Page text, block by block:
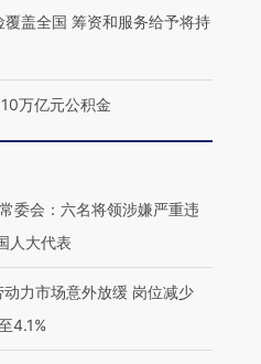
视线｜被称为“蟑螂”的印
【特别呈现】寻找100种
有意思的生活方式·第三对
【商旅对话】
CFO：不靠规
覆盖全国 筹资和服务给予将持
10万亿元公积金
委会：六名将领涉嫌严重违
人大代表
力市场意外放缓 岗位减少
4.1%